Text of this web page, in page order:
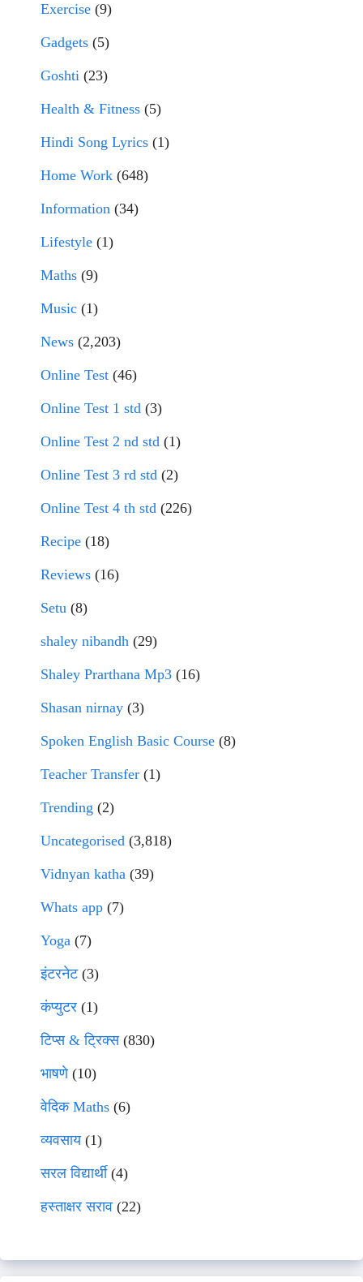
Exercise (9)
Gadgets (5)
Goshti (23)
Health & Fitness (5)
Hindi Song Lyrics (1)
Home Work (648)
Information (34)
Lifestyle (1)
Maths (9)
Music (1)
News (2,203)
Online Test (46)
Online Test 1 std (3)
Online Test 2 nd std (1)
Online Test 3 rd std (2)
Online Test 4 th std (226)
Recipe (18)
Reviews (16)
Setu (8)
shaley nibandh (29)
Shaley Prarthana Mp3 (16)
Shasan nirnay (3)
Spoken English Basic Course (8)
Teacher Transfer (1)
Trending (2)
Uncategorised (3,818)
Vidnyan katha (39)
Whats app (7)
Yoga (7)
इंटरनेट(3)
कंप्युटर (1)
टिप्स & ट्रिक्स(830)
भाषणे(10)
वेदिक Maths (6)
व्यवसाय(1)
सरल विद्यार्थी(4)
हस्ताक्षर सराव (22)